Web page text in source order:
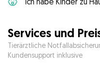
Services und
Tierärztliche
Kundensupport inklusive